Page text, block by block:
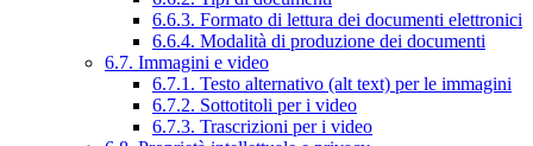
6.6.3. Formato di lettura dei documenti elettronici
6.6.4. Modalità di produzione dei documenti
6.7. Immagini e video
6.7.1. Testo alternativo (alt text) per le immagini
6.7.2. Sottotitoli per i video
6.7.3. Trascrizioni per i video